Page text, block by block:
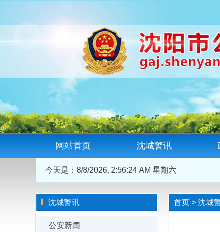
网站首页 沈城警讯
今天是： 8/8/2026, 2:56:25 AM 星期六
沈城警讯
公安新闻
首页 > 沈城